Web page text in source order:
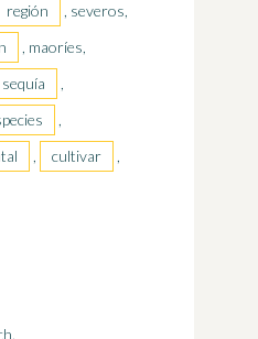
región
, severos,
, maoríes,
sequía
,
,
, cultivar
,